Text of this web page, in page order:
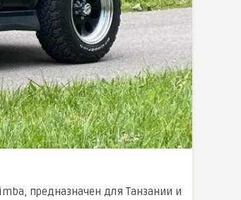
предназначен для Танзании и